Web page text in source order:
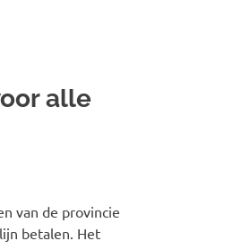
alle
van de provincie
betalen. Het